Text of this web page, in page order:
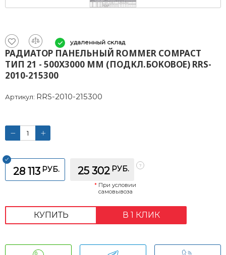
удаленный склад
РАДИАТОР ПАНЕЛЬНЫЙ ROMMER COMPACT
ТИП 21 - 500X3000 ММ (ПОДКЛ.БОКОВОЕ) RRS-
2010-215300
Артикул: RRS-2010-215300
28 113 РУБ. 25 302 РУБ.
* При условии
самовывоза
КУПИТЬ В 1 КЛИК